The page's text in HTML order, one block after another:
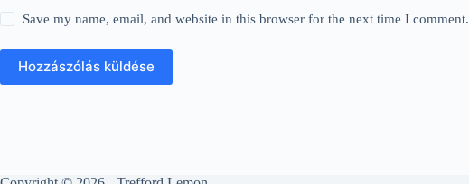
Save my name, email, and website in this browser for the next time I comment.
Hozzászólás küldése